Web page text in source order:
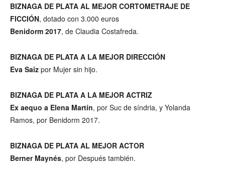
BIZNAGA DE PLATA AL MEJOR CORTOMETRAJE DE
FICCIÓN, dotado con 3.000 euros
Benidorm 2017, de Claudia Costafreda.
BIZNAGA DE PLATA A LA MEJOR DIRECCIÓN
Eva Saiz por Mujer sin hijo.
BIZNAGA DE PLATA A LA MEJOR ACTRIZ
Ex aequo a Elena Martín, por Suc de síndria, y Yolanda
Ramos, por Benidorm 2017.
BIZNAGA DE PLATA AL MEJOR ACTOR
Berner Maynés, por Después también.